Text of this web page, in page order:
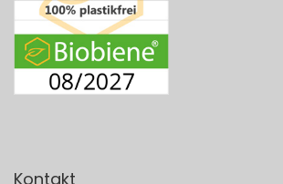
Kontakt